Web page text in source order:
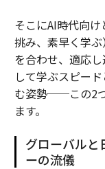
そこにAI時代向
挑み、素早く学
を合わせ、適応
して学ぶスピー
む姿勢──この2
ます。
グローバルと
ーの流儀